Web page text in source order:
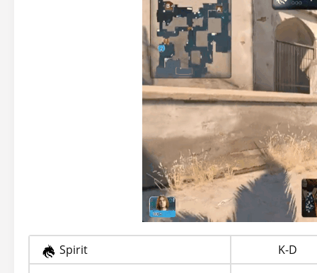
Spirit K-D